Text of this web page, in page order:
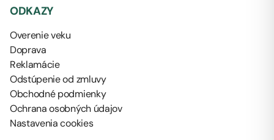
ODKAZY
Overenie veku
Doprava
Reklamácie
Odstúpenie od zmluvy
Obchodné podmienky
Ochrana osobných údajov
Nastavenia cookies